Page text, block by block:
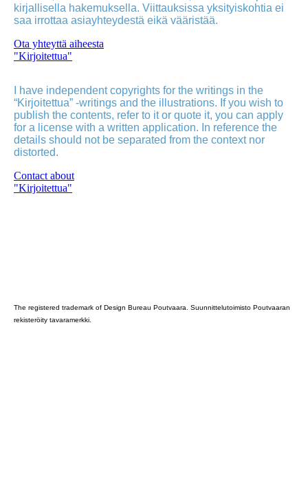
kirjallisella hakemuksella. Viittauksissa yksityiskohtia ei
saa irrottaa asiayhteydestä eikä vääristää.
Ota yhteyttä aiheesta
"Kirjoitettua"
I have independent copyrights for the writings in the
“Kirjoitettua” -writings and the illustrations. If you wish to
publish the contents, refer to it or quote it, you can apply
for a license with a written application. In reference the
details should not be separated from the context nor
distorted.
Contact about
"Kirjoitettua"
The registered trademark of Design Bureau Poutvaara. Suunnittelutoimisto Poutvaaran
rekisteröity tavaramerkki.